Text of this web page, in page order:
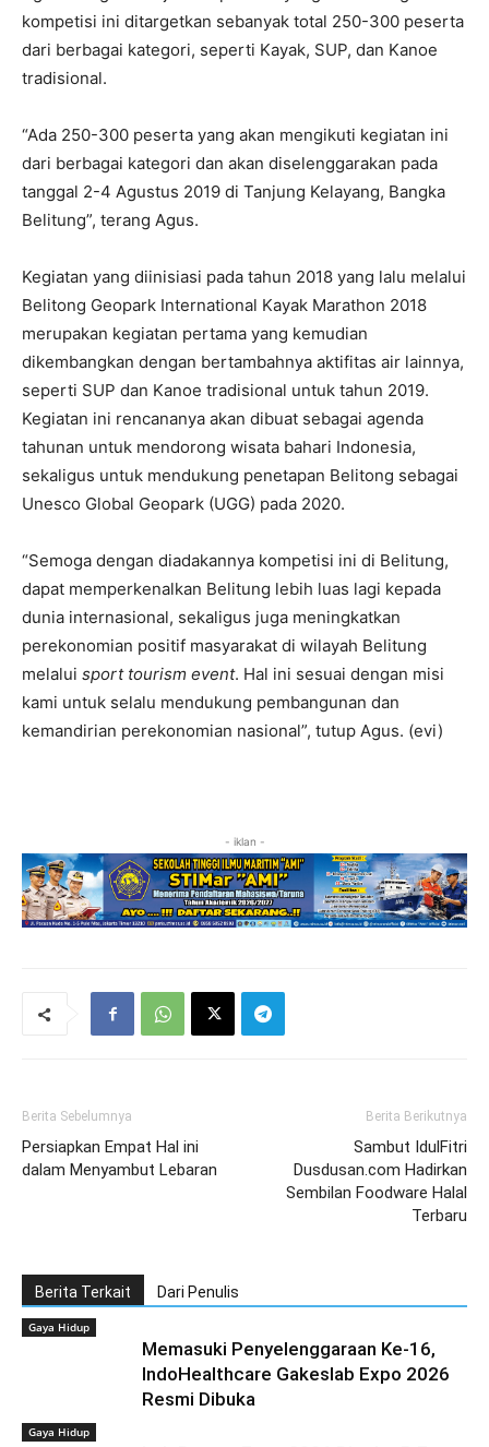
kompetisi ini ditargetkan sebanyak total 250-300 peserta
dari berbagai kategori, seperti Kayak, SUP, dan Kanoe
tradisional.
“Ada 250-300 peserta yang akan mengikuti kegiatan ini
dari berbagai kategori dan akan diselenggarakan pada
tanggal 2-4 Agustus 2019 di Tanjung Kelayang, Bangka
Belitung”, terang Agus.
Kegiatan yang diinisiasi pada tahun 2018 yang lalu melalui
Belitong Geopark International Kayak Marathon 2018
merupakan kegiatan pertama yang kemudian
dikembangkan dengan bertambahnya aktifitas air lainnya,
seperti SUP dan Kanoe tradisional untuk tahun 2019.
Kegiatan ini rencananya akan dibuat sebagai agenda
tahunan untuk mendorong wisata bahari Indonesia,
sekaligus untuk mendukung penetapan Belitong sebagai
Unesco Global Geopark (UGG) pada 2020.
“Semoga dengan diadakannya kompetisi ini di Belitung,
dapat memperkenalkan Belitung lebih luas lagi kepada
dunia internasional, sekaligus juga meningkatkan
perekonomian positif masyarakat di wilayah Belitung
melalui sport tourism event. Hal ini sesuai dengan misi
kami untuk selalu mendukung pembangunan dan
kemandirian perekonomian nasional”, tutup Agus. (evi)
- iklan -
Berita Sebelumnya
Persiapkan Empat Hal ini
dalam Menyambut Lebaran
Berita Berikutnya
Sambut IdulFitri
Dusdusan.com Hadirkan
Sembilan Foodware Halal
Terbaru
Berita Terkait Dari Penulis
Gaya Hidup
Memasuki Penyelenggaraan Ke-16,
IndoHealthcare Gakeslab Expo 2026
Resmi Dibuka
Gaya Hidup